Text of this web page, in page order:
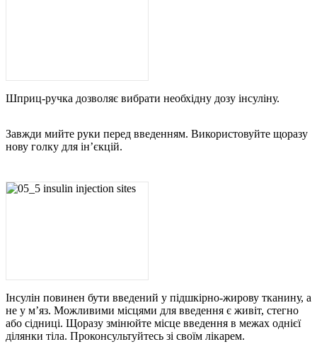
Шприц-ручка дозволяє вибрати необхідну дозу інсуліну.
Завжди мийте руки перед введенням. Використовуйте щоразу
нову голку для ін’єкцій.
Інсулін повинен бути введений у підшкірно-жирову тканину, а
не у м’яз. Можливими місцями для введення є живіт, стегно
або сідниці. Щоразу змінюйте місце введення в межах однієї
ділянки тіла. Проконсультуйтесь зі своїм лікарем.